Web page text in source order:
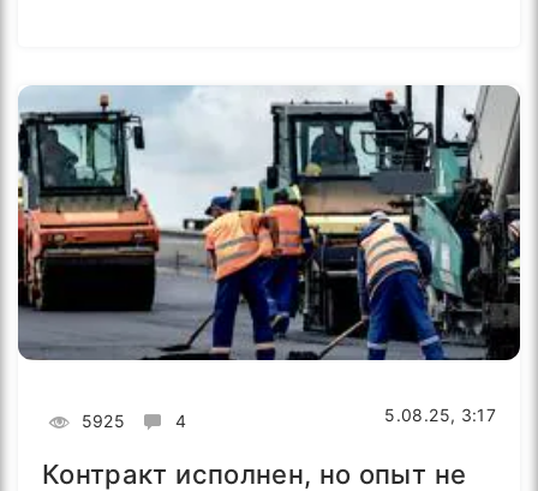
5925 4 5.08.25, 3:17
Контракт исполнен, но опыт не